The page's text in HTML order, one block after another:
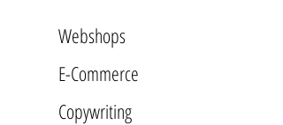
Webshops
E-Commerce
Copywriting